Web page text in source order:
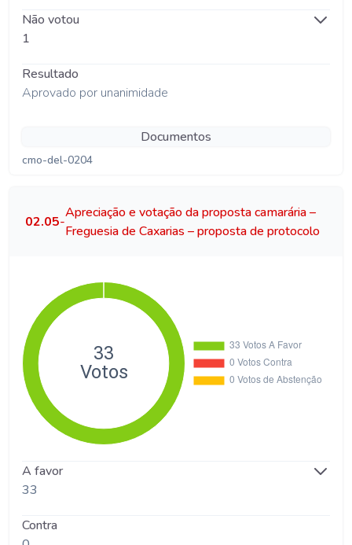
Não votou
1
Resultado
Aprovado por unanimidade
Documentos
cmo-del-0204
02.05-
Apreciação e votação da proposta camarária –
Freguesia de Caxarias – proposta de protocolo
A favor
33
Contra